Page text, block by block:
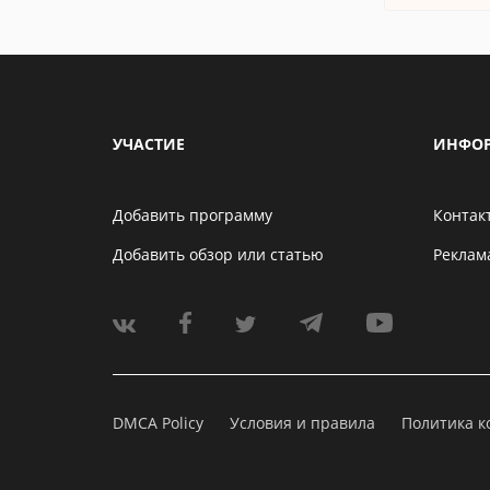
УЧАСТИЕ
Добавить программу
Добавить обзор или статью
DMCA Policy Условия и правила
Политика